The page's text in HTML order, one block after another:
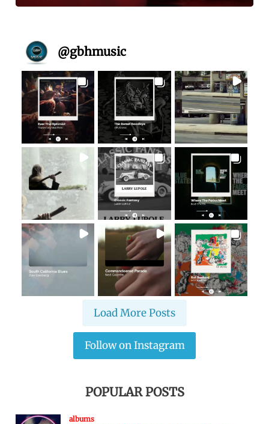
@gbhmusic
Load More Posts
Follow on Instagram
POPULAR POSTS